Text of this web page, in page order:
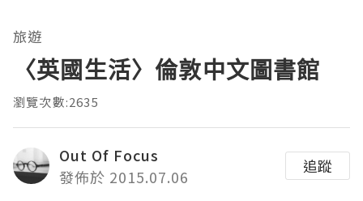
旅遊
〈英國生活〉倫敦中文圖書館
瀏覽次數:2635
Out Of Focus
發佈於 2015.07.06
追蹤